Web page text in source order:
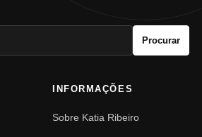
Procurar
INFORMAÇÕES
Sobre Katia Ribeiro